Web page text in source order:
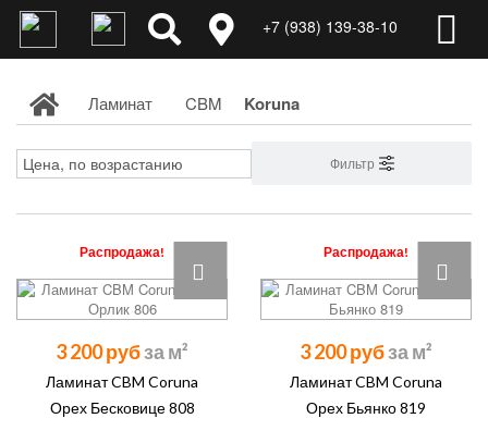
+7 (938) 139-38-10
Ламинат CBM Koruna
Фильтр
Распродажа!
3 200 руб
Ламинат CBM Coruna
Орех Бесковице 808
Распродажа!
3 200 руб
Ламинат CBM Coruna
Орех Бьянко 819